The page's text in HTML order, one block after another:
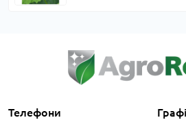
Телефони